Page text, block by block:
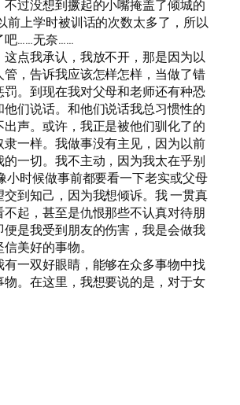
不过没想到撅起的小嘴掩盖了倾城的
前上学时被训话的次数太多了，所以
吧……无奈……
点我承认，我放不开，那是因为以
管，告诉我应该怎样怎样，当做了错
罚。到现在我对父母和老师还有种恐
们说话。和他们说话我总习惯性的
声。或许，我正是被他们驯化了的
隶一样。我做事没有主见，因为以前
一切。我不主动，因为我太在乎别
小时候做事前都要看一下老实或父母
交到知己，因为我想倾诉。我 一贯真
起，甚至是仇恨那些不认真对待朋
便是我受到朋友的伤害，我是会做我
美好的事物。
有一双好眼睛，能够在众多事物中找
物。在这里，我想要说的是，对于女